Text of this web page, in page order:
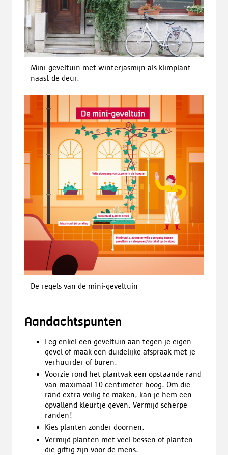
Mini-geveltuin met winterjasmijn als klimplant
naast de deur.
De regels van de mini-geveltuin
Aandachtspunten
Leg enkel een geveltuin aan tegen je eigen
gevel of maak een duidelijke afspraak met je
verhuurder of buren.
Voorzie rond het plantvak een opstaande rand
van maximaal 10 centimeter hoog. Om die
rand extra veilig te maken, kan je hem een
opvallend kleurtje geven. Vermijd scherpe
randen!
Kies planten zonder doornen.
Vermijd planten met veel bessen of planten
die giftig zijn voor de mens.